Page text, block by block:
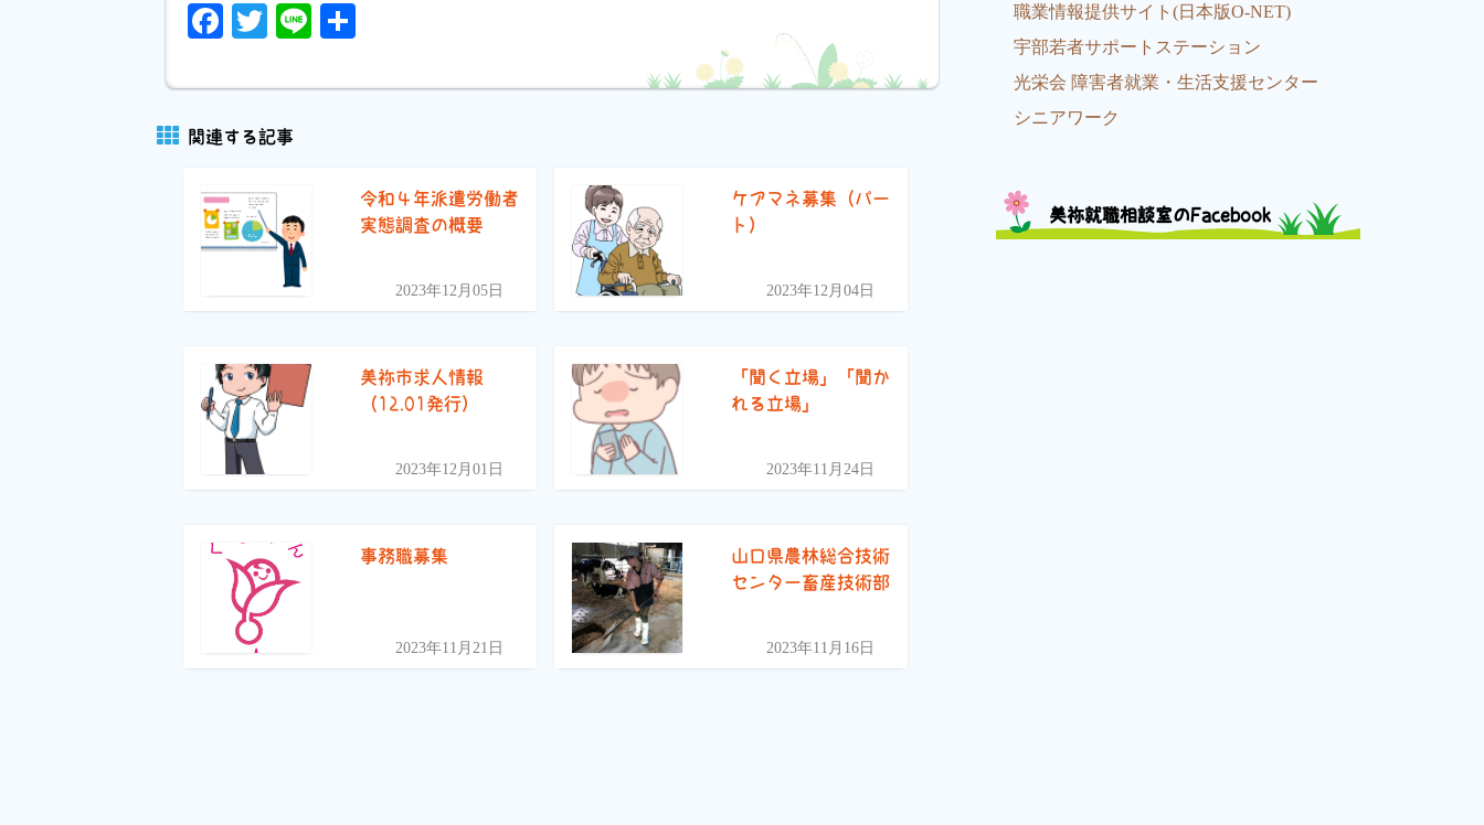
Facebook
Twitter
Line
関連する記事
令和４年派遣労働者
実態調査の概要
2023年12月05日
ケアマネ募集（パー
ト）
2023年12月04日
美祢市求人情報
（12.01発行）
2023年12月01日
「聞く立場」「聞か
れる立場」
2023年11月24日
事務職募集
2023年11月21日
山口県農林総合技術
センター畜産技術部
2023年11月16日
職業情報提供サイト(日本版O-NET)
宇部若者サポートステーション
光栄会 障害者就業・生活支援センター
シニアワーク
美祢就職相談室のFacebook